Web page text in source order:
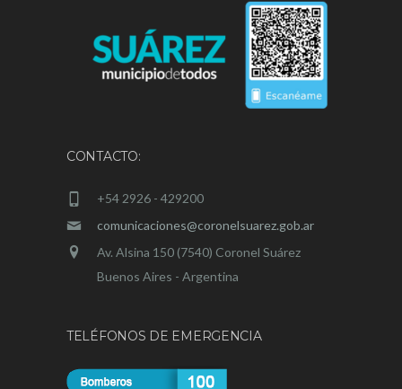
CONTACTO:
+54 2926 - 429200
comunicaciones@coronelsuarez.gob.ar
Av. Alsina 150 (7540) Coronel Suárez
Buenos Aires - Argentina
TELÉFONOS DE EMERGENCIA